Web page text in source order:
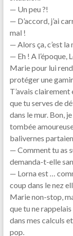
— Un peu ?!
— D’accord, j’ai
mal !
— Alors ça, c’est la
— Eh ! A l’époque,
Marie pour lui
protéger une
T’avais clairement
que tu serves de
dans le mur. Bon,
tombée
balivernes
— Comment tu as
demanda-t-elle
— Lorna est …
coup dans le nez
Marie non-stop,
que tu ne rappelais
dans mes calculs
pop.